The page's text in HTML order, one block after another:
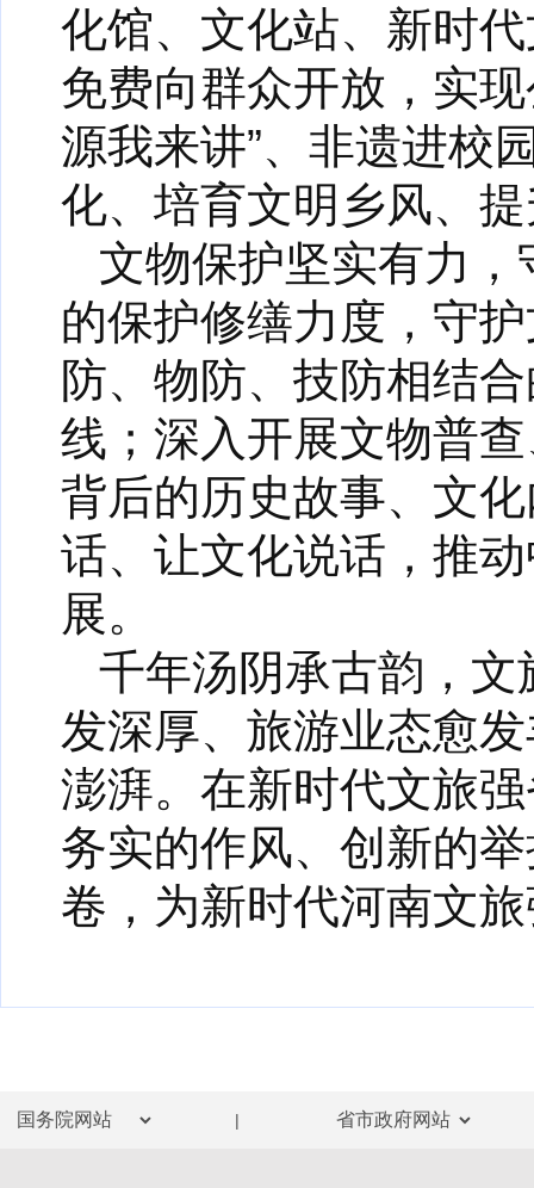
化馆、文化站、新时
免费向群众开放，实
源我来讲”、非遗进校
化、培育文明乡风、
文物保护坚实有力
的保护修缮力度，守
防、物防、技防相结
线；深入开展文物普
背后的历史故事、文
话、让文化说话，推
展。
千年汤阴承古韵，
发深厚、旅游业态愈
澎湃。在新时代文旅
务实的作风、创新的
卷，为新时代河南文
|